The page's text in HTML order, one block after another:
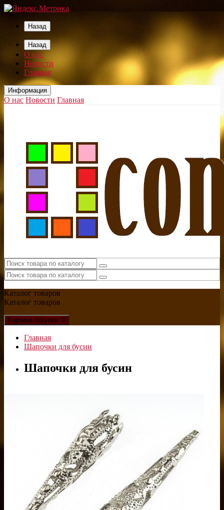
Назад
Назад
О нас
Новости
Главная
Информация
О нас Новости Главная
Каталог товаров
Каталог товаров
Корзина покупок: 0
Главная
Шапочки для бусин
Шапочки для бусин